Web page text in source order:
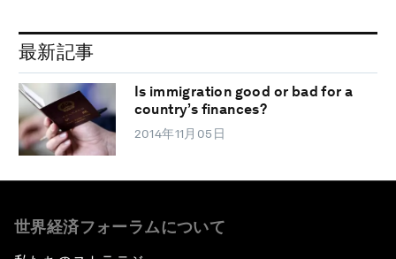
最新記事
Is immigration good or bad for a
country’s finances?
2014年11月05日
世界経済フォーラムについて